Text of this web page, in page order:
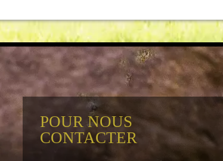
POUR NOUS
CONTACTER